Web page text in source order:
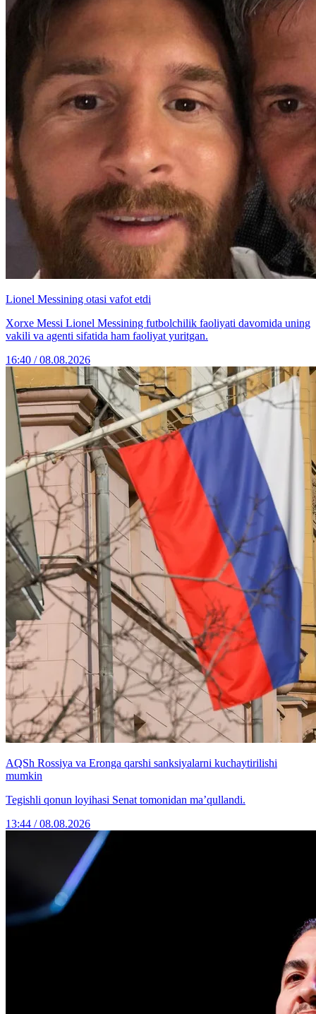
Lionel Messining otasi vafot etdi
Xorxe Messi Lionel Messining futbolchilik faoliyati davomida uning
vakili va agenti sifatida ham faoliyat yuritgan.
16:40 / 08.08.2026
AQSh Rossiya va Eronga qarshi sanksiyalarni kuchaytirilishi
mumkin
Tegishli qonun loyihasi Senat tomonidan ma’qullandi.
13:44 / 08.08.2026